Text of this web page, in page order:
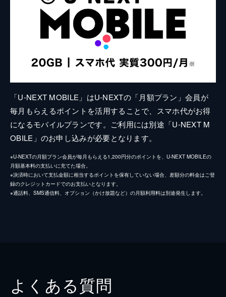
「U-NEXT MOBILE」はU-NEXTの「月額プラン」会員が
毎月もらえるポイントを活用することで、スマホ代がお得
になるモバイルプランです。ご利用には別途「U-NEXT M
OBILE」のお申し込みが必要となります。
※U-NEXTの月額プラン会員が毎月もらえる1,200円分のポイントを、U-NEXT MOBILEの
月額基本料の支払いに充てた場合。
※決済時において支払金額に相当するポイントを保有していない場合、差額分の料金はご登
録のクレジットカードでのお支払いとなります。
※通話料、SMS通信料、オプション（かけ放題など）の月額利用料は別途発生します。
よくある質問